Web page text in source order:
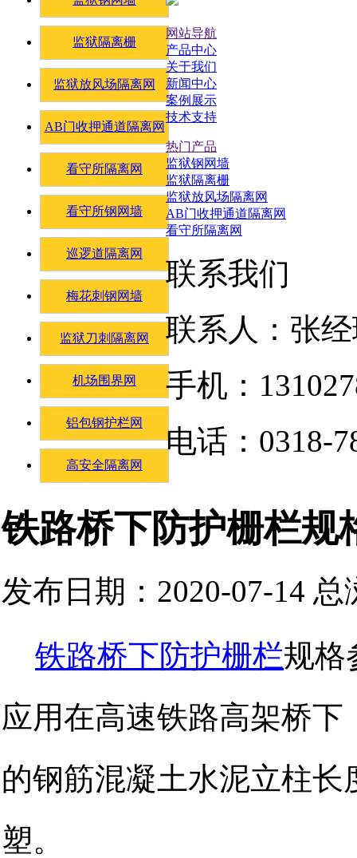
监狱隔离栅
监狱放风场隔离网
AB门收押通道隔离网
看守所隔离网
看守所钢网墙
巡逻道隔离网
梅花刺钢网墙
监狱刀刺隔离网
机场围界网
铝包钢护栏网
高安全隔离网
铁路桥下防护栅栏​规
发布日期：2020-07-14 总
铁路桥下防护栅栏规格
应用在高速铁路高架桥
的钢筋混凝土水泥立柱
塑。
网站导航
产品中心
关于我们
新闻中心
案例展示
技术支持
热门产品
监狱钢网墙
监狱隔离栅
监狱放风场隔离网
AB门收押通道隔离网
看守所隔离网
联系我们
联系人：张
手机：
电话：0318-